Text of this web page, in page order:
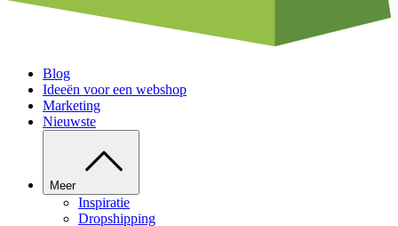
Blog
Ideeën voor een webshop
Marketing
Nieuwste
Meer
Inspiratie
Dropshipping